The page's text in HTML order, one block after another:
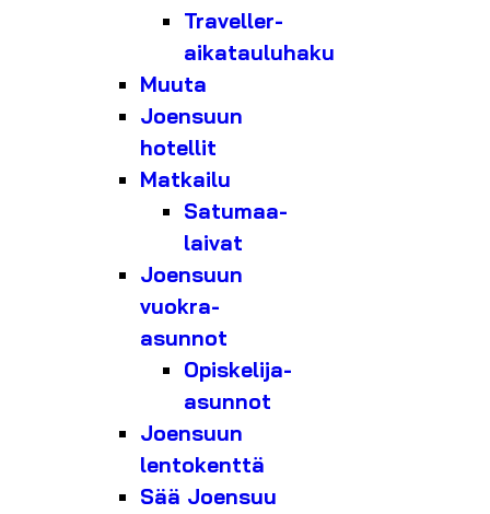
Traveller-
aikatauluhaku
Muuta
Joensuun
hotellit
Matkailu
Satumaa-
laivat
Joensuun
vuokra-
asunnot
Opiskelija-
asunnot
Joensuun
lentokenttä
Sää Joensuu